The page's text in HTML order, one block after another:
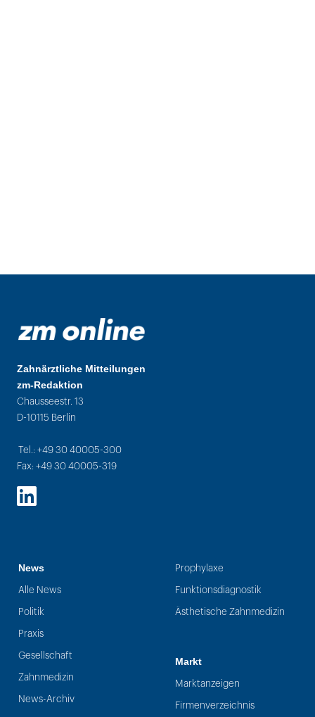
Zahnärztliche Mitteilungen
zm-Redaktion
Chausseestr. 13
D-10115 Berlin
Tel.: +49 30 40005-300
Fax: +49 30 40005-319
LinkedIn
News
Alle News
Politik
Praxis
Gesellschaft
Zahnmedizin
News-Archiv
Prophylaxe
Funktionsdiagnostik
Ästhetische Zahnmedizin
Markt
Marktanzeigen
Firmenverzeichnis